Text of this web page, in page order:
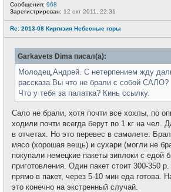
Сообщения: 968
Зарегистрирован: 12 окт 2011, 22:31
Re: 2013-08 Киргизия Небесные горы
Garkavets Dima писал(а):
Молодец,Андрей. С нетерпением жду
рассказа.Вы что не брали с собой САЛО?
Что у тебя за палатка? Кинь ссылку.
Сало не брали, хотя почти все хохлы, по
ходили почти всегда берут по 1 кг на чел.
в отчетах. Но это перевес в самолете.
мясо (хорошая вещь) и сухари (могли не
покупали немецкие пакеты зиплоки с едой
приготовления. Один пакет стоит 300-350
прямо в пакет, через 5-10 мин еда готова.
это конечно на экстренный случай.